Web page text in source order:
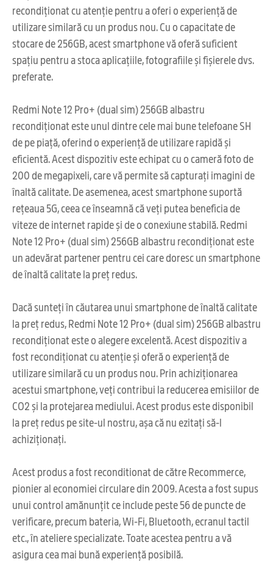
recondiționat cu atenție pentru a oferi o experiență de
utilizare similară cu un produs nou. Cu o capacitate de
stocare de 256GB, acest smartphone vă oferă suficient
spațiu pentru a stoca aplicațiile, fotografiile și fișierele dvs.
preferate.
Redmi Note 12 Pro+ (dual sim) 256GB albastru
recondiționat este unul dintre cele mai bune telefoane SH
de pe piață, oferind o experiență de utilizare rapidă și
eficientă. Acest dispozitiv este echipat cu o cameră foto de
200 de megapixeli, care vă permite să capturați imagini de
înaltă calitate. De asemenea, acest smartphone suportă
rețeaua 5G, ceea ce înseamnă că veți putea beneficia de
viteze de internet rapide și de o conexiune stabilă. Redmi
Note 12 Pro+ (dual sim) 256GB albastru recondiționat este
un adevărat partener pentru cei care doresc un smartphone
de înaltă calitate la preț redus.
Dacă sunteți în căutarea unui smartphone de înaltă calitate
la preț redus, Redmi Note 12 Pro+ (dual sim) 256GB albastru
recondiționat este o alegere excelentă. Acest dispozitiv a
fost recondiționat cu atenție și oferă o experiență de
utilizare similară cu un produs nou. Prin achiziționarea
acestui smartphone, veți contribui la reducerea emisiilor de
CO2 și la protejarea mediului. Acest produs este disponibil
la preț redus pe site-ul nostru, așa că nu ezitați să-l
achiziționați.
Acest produs a fost reconditionat de către Recommerce,
pionier al economiei circulare din 2009. Acesta a fost supus
unui control amănunțit ce include peste 56 de puncte de
verificare, precum bateria, Wi-Fi, Bluetooth, ecranul tactil
etc., în ateliere specializate. Toate acestea pentru a vă
asigura cea mai bună experiență posibilă.